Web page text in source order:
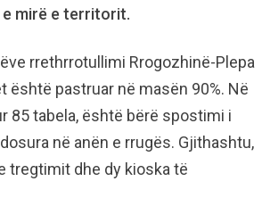
mirë e territorit.
rrethrrotullimi Rrogozhinë-Plepa
është pastruar në masën 90%. Në
85 tabela, është bërë spostimi i
në anën e rrugës. Gjithashtu,
tregtimit dhe dy kioska të